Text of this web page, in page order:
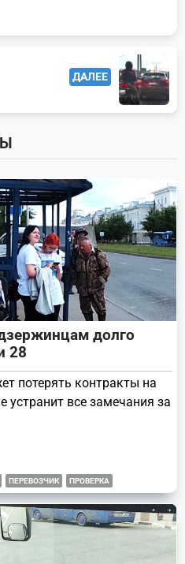
ДАЛЕЕ
долго
28
потерять контракты на
все замечания за
ПЕРЕВОЗЧИК ПРОВЕРКА